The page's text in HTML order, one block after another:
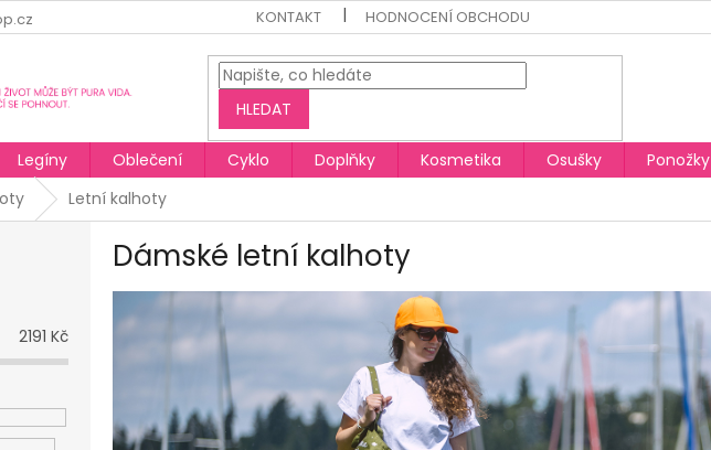
KONTAKT HODNOCENÍ OBCHODU
HLEDAT
Legíny Oblečení Cyklo Doplňky Kosmetika Osušky Ponožky
Letní kalhoty
2191 Kč
Dámské letní kalhoty